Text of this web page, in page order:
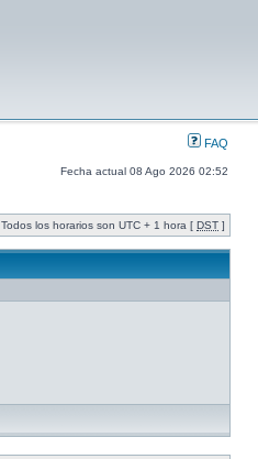
FAQ
Fecha actual 08 Ago 2026 02:52
Todos los horarios son UTC + 1 hora [ DST ]